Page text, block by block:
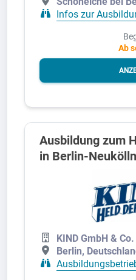
Infos zur
Ab
Ausbildung zum
in Berlin-
KIND GmbH & Co.
Berlin,